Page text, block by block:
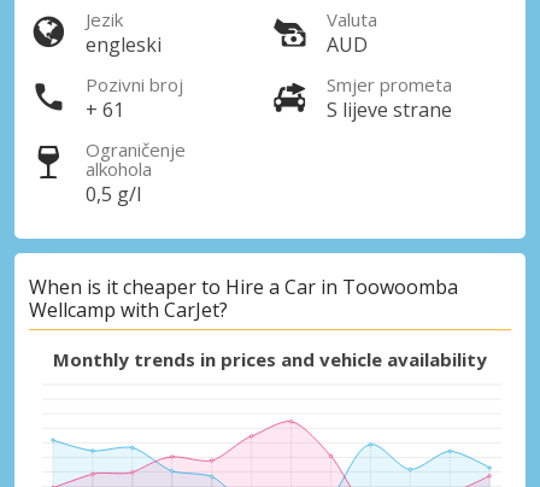
Jezik
engleski
Valuta
AUD
Pozivni broj
+ 61
Smjer prometa
S lijeve strane
Ograničenje
alkohola
0,5 g/l
When is it cheaper to Hire a Car in Toowoomba
Wellcamp with CarJet?
Monthly trends in prices and vehicle availability